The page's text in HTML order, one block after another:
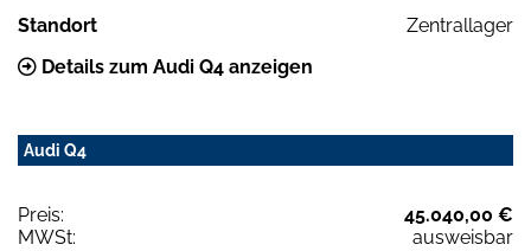
Standort
Zentrallager
Details zum Audi Q4 anzeigen
Audi Q4
Preis:
45.040,00 €
MWSt:
ausweisbar